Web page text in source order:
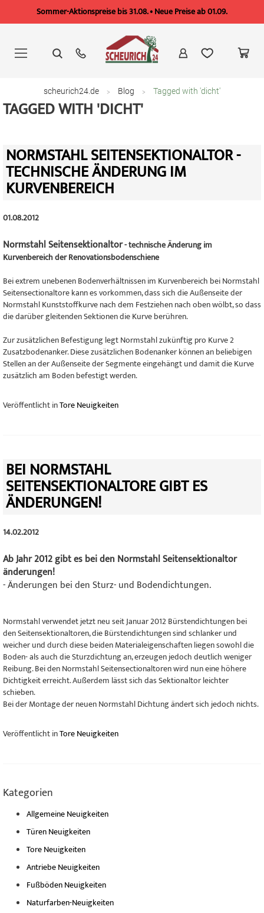
Sommer-Aktionspreise bis 31.08. • Neue Preise ab 01.09.
springen
scheurich24.de Blog Tagged with 'dicht'
TAGGED WITH 'DICHT'
NORMSTAHL SEITENSEKTIONALTOR -
TECHNISCHE ÄNDERUNG IM
KURVENBEREICH
01.08.2012
Normstahl Seitensektionaltor- technische Änderung im
Kurvenbereich der Renovationsbodenschiene
Bei extrem unebenen Bodenverhältnissen im Kurvenbereich bei Normstahl
Seitensectionaltore kann es vorkommen, dass sich die Außenseite der
Normstahl Kunststoffkurve nach dem Festziehen nach oben wölbt, so dass
die darüber gleitenden Sektionen die Kurve berühren.
Zur zusätzlichen Befestigung legt Normstahl zukünftig pro Kurve 2
Zusatzbodenanker. Diese zusätzlichen Bodenanker können an beliebigen
Stellen an der Außenseite der Segmente eingehängt und damit die Kurve
zusätzlich am Boden befestigt werden.
Veröffentlicht inTore Neuigkeiten
BEI NORMSTAHL
SEITENSEKTIONALTORE GIBT ES
ÄNDERUNGEN!
14.02.2012
Ab Jahr 2012 gibt es bei den Normstahl Seitensektionaltor
änderungen!
- Änderungen bei den Sturz- und Bodendichtungen.
Normstahl verwendet jetzt neu seit Januar 2012 Bürstendichtungen bei
den Seitensektionaltoren, die Bürstendichtungen sind schlanker und
weicher und durch diese beiden Materialeigenschaften liegen sowohl die
Boden- als auch die Sturzdichtung an, erzeugen jedoch deutlich weniger
Reibung. Bei den Normstahl Seitensectionaltoren wird nun eine höhere
Dichtigkeit erreicht. Außerdem lässt sich das Sektionaltor leichter
schieben.
Bei der Montage der neuen Normstahl Dichtung ändert sich jedoch nichts.
Veröffentlicht inTore Neuigkeiten
Kategorien
Allgemeine Neuigkeiten
Türen Neuigkeiten
Tore Neuigkeiten
Antriebe Neuigkeiten
Fußböden Neuigkeiten
Naturfarben-Neuigkeiten